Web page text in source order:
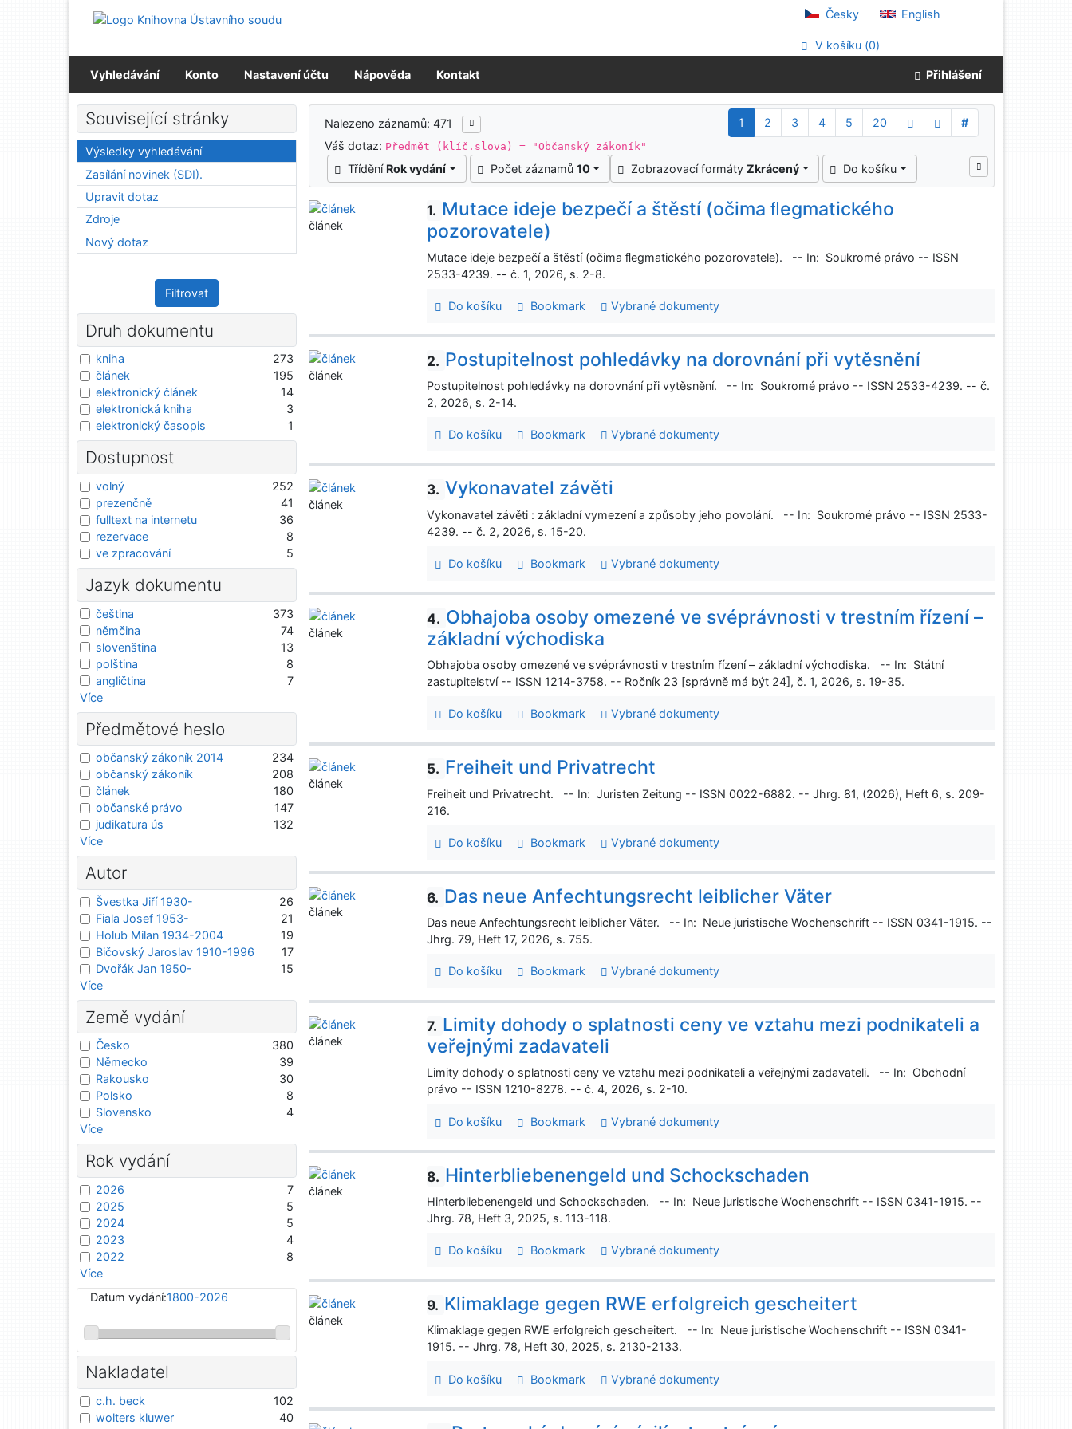
Přejít na menu
Česky English
V košíku (0)
Vyhledávání Konto Nastavení účtu Nápověda Kontakt Přihlášení
Výsledky vyhledávání
Nalezeno záznamů: 471 1 2 3 4 5 20
#
Váš dotaz: Předmět (klíč.slova) = "Občanský zákoník"
Třídění Rok vydání Počet záznamů 10 Zobrazovací formáty Zkrácený Do košíku
1. Mutace ideje bezpečí a štěstí (očima ﬂegmatického
pozorovatele)
Mutace ideje bezpečí a štěstí (očima ﬂegmatického pozorovatele). -- In: Soukromé právo -- ISSN
2533-4239. -- č. 1, 2026, s. 2-8.
Do košíku Bookmark Vybrané dokumenty
článek
2. Postupitelnost pohledávky na dorovnání při vytěsnění
Postupitelnost pohledávky na dorovnání při vytěsnění. -- In: Soukromé právo -- ISSN 2533-4239. -- č.
2, 2026, s. 2-14.
Do košíku Bookmark Vybrané dokumenty
článek
3. Vykonavatel závěti
Vykonavatel závěti : základní vymezení a způsoby jeho povolání. -- In: Soukromé právo -- ISSN 2533-
4239. -- č. 2, 2026, s. 15-20.
Do košíku Bookmark Vybrané dokumenty
článek
4. Obhajoba osoby omezené ve svéprávnosti v trestním řízení –
základní východiska
Obhajoba osoby omezené ve svéprávnosti v trestním řízení – základní východiska. -- In: Státní
zastupitelství -- ISSN 1214-3758. -- Ročník 23 [správně má být 24], č. 1, 2026, s. 19-35.
Do košíku Bookmark Vybrané dokumenty
článek
5. Freiheit und Privatrecht
Freiheit und Privatrecht. -- In: Juristen Zeitung -- ISSN 0022-6882. -- Jhrg. 81, (2026), Heft 6, s. 209-
216.
Do košíku Bookmark Vybrané dokumenty
článek
6. Das neue Anfechtungsrecht leiblicher Väter
Das neue Anfechtungsrecht leiblicher Väter. -- In: Neue juristische Wochenschrift -- ISSN 0341-1915. --
Jhrg. 79, Heft 17, 2026, s. 755.
Do košíku Bookmark Vybrané dokumenty
článek
7. Limity dohody o splatnosti ceny ve vztahu mezi podnikateli a
veřejnými zadavateli
Limity dohody o splatnosti ceny ve vztahu mezi podnikateli a veřejnými zadavateli. -- In: Obchodní
právo -- ISSN 1210-8278. -- č. 4, 2026, s. 2-10.
Do košíku Bookmark Vybrané dokumenty
článek
8. Hinterbliebenengeld und Schockschaden
Hinterbliebenengeld und Schockschaden. -- In: Neue juristische Wochenschrift -- ISSN 0341-1915. --
Jhrg. 78, Heft 3, 2025, s. 113-118.
Do košíku Bookmark Vybrané dokumenty
článek
9. Klimaklage gegen RWE erfolgreich gescheitert
Klimaklage gegen RWE erfolgreich gescheitert. -- In: Neue juristische Wochenschrift -- ISSN 0341-
1915. -- Jhrg. 78, Heft 30, 2025, s. 2130-2133.
Do košíku Bookmark Vybrané dokumenty
článek
Související stránky
Výsledky vyhledávání
Zasílání novinek (SDI).
Upravit dotaz
Zdroje
Nový dotaz
Filtrovat
Druh dokumentu
kniha
273
článek
195
elektronický článek
14
elektronická kniha
3
elektronický časopis
1
Dostupnost
volný
252
prezenčně
41
fulltext na internetu
36
rezervace
8
ve zpracování
5
Jazyk dokumentu
čeština
373
němčina
74
slovenština
13
polština
8
angličtina
7
Více
Předmětové heslo
občanský zákoník 2014
234
občanský zákoník
208
článek
180
občanské právo
147
judikatura ús
132
Více
Autor
Švestka Jiří 1930-
26
Fiala Josef 1953-
21
Holub Milan 1934-2004
19
Bičovský Jaroslav 1910-1996
17
Dvořák Jan 1950-
15
Více
Země vydání
Česko
380
Německo
39
Rakousko
30
Polsko
8
Slovensko
4
Více
Rok vydání
2026
7
2025
5
2024
5
2023
4
2022
8
Více
Datum vydání:1800-2026
Nakladatel
c.h. beck
102
wolters kluwer
40